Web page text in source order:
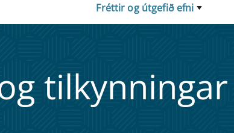
Fréttir og útgefið efni
til­kynn­ing­ar